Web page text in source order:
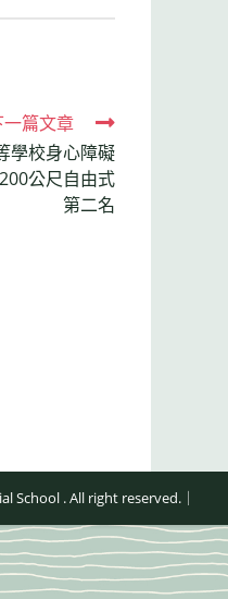
一篇文章
學校身心障礙
公尺自由式
第二名
School . All right reserved.｜